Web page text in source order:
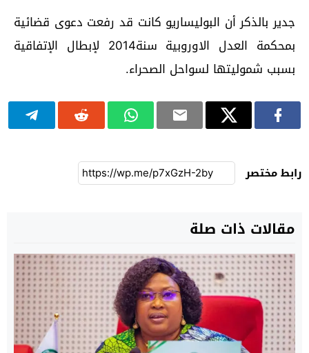
جدير بالذكر أن البوليساريو كانت قد رفعت دعوى قضائية
بمحكمة العدل الاوروبية سنة2014 لإبطال الإتفاقية
بسبب شموليتها لسواحل الصحراء.
رابط مختصر
مقالات ذات صلة